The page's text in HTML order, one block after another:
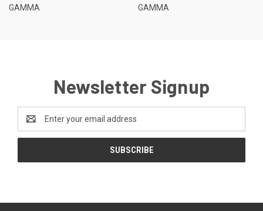
GAMMA
GAMMA
Newsletter Signup
Email
Address